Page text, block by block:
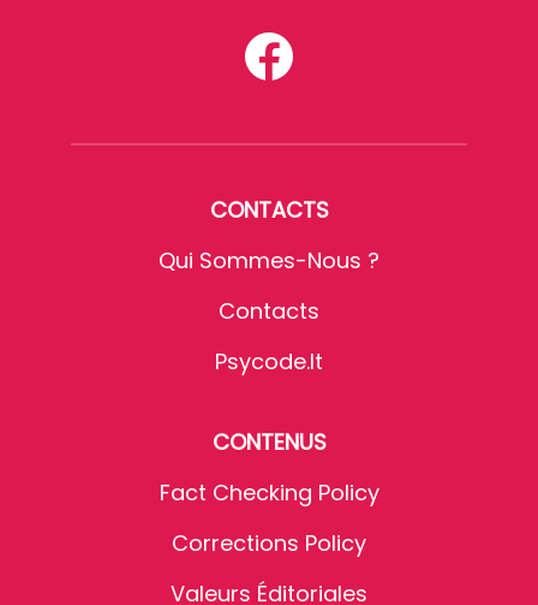
CONTACTS
Qui Sommes-Nous ?
Contacts
Psycode.it
CONTENUS
Fact Checking Policy
Corrections Policy
Valeurs Éditoriales